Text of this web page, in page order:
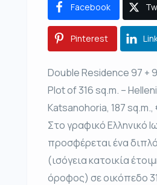
Facebook
Pinterest
Double Residence 97 +
Plot of 316 sq.m. –
Katsanohoria, 187 sq.m.,
Στο γραφικό Ελληνικό
προσφέρεται ένα
(ισόγεια κατοικία
όροφος) σε οικόπεδο